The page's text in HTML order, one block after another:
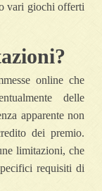
vari giochi offerti
online che
delle
apparente non
dei premio.
limitazioni, che
requisiti di